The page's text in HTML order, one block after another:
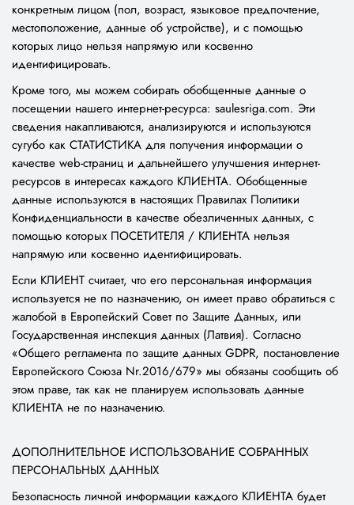
конкретным лицом (пол, возраст, языковое предпочтение,
местоположение, данные об устройстве), и с помощью
которых лицо нельзя напрямую или косвенно
идентифицировать.
Кроме того, мы можем собирать обобщенные данные о
посещении нашего интернет-ресурса: saulesriga.com. Эти
сведения накапливаются, анализируются и используются
сугубо как СТАТИСТИКА для получения информации о
качестве web-страниц и дальнейшего улучшения интернет-
ресурсов в интересах каждого КЛИЕНТА. Обобщенные
данные используются в настоящих Правилах Политики
Конфиденциальности в качестве обезличенных данных, с
помощью которых ПОСЕТИТЕЛЯ / КЛИЕНТА нельзя
напрямую или косвенно идентифицировать.
Если КЛИЕНТ считает, что его персональная информация
используется не по назначению, он имеет право обратиться с
жалобой в Европейский Совет по Защите Данных, или
Государственная инспекция данных (Латвия). Согласно
«Общего регламента по защите данных GDPR, постановление
Европейского Союза Nr.2016/679» мы обязаны сообщить об
этом праве, так как не планируем использовать данные
КЛИЕНТА не по назначению.
ДОПОЛНИТЕЛЬНОЕ ИСПОЛЬЗОВАНИЕ СОБРАННЫХ
ПЕРСОНАЛЬНЫХ ДАННЫХ
Безопасность личной информации каждого КЛИЕНТА будет